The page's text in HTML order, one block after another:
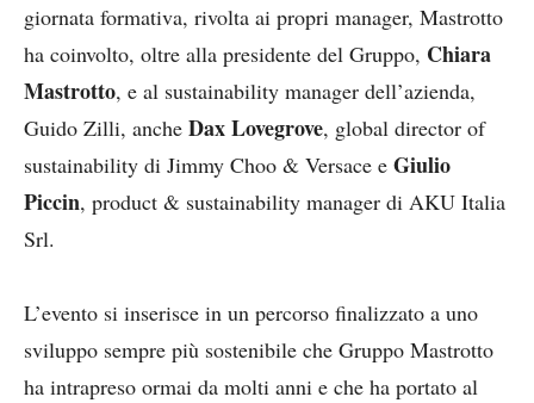
giornata formativa, rivolta ai propri manager, Mastrotto
ha coinvolto, oltre alla presidente del Gruppo, Chiara
Mastrotto, e al sustainability manager dell’azienda,
Guido Zilli, anche Dax Lovegrove, global director of
sustainability di Jimmy Choo & Versace e Giulio
Piccin, product & sustainability manager di AKU Italia
Srl.
L’evento si inserisce in un percorso finalizzato a uno
sviluppo sempre più sostenibile che Gruppo Mastrotto
ha intrapreso ormai da molti anni e che ha portato al